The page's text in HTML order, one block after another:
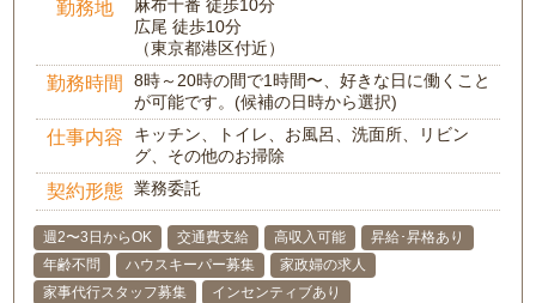
勤務地
麻布十番 徒歩10分
広尾 徒歩10分
（東京都港区付近）
勤務時間
8時～20時の間で1時間〜、好きな日に働くこと
が可能です。(候補の日時から選択)
仕事内容
キッチン、トイレ、お風呂、洗面所、リビン
グ、その他のお掃除
契約形態 業務委託
週2〜3日からOK 交通費支給 高収入可能
昇給･昇格あり
年齢不問
ハウスキーパー募集
家政婦の求人
家事代行スタッフ募集
インセンティブあり